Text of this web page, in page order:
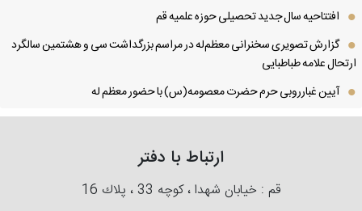
افتتاحیه سال جدید تحصیلی حوزه علمیه قم
گزارش تصویری سخنرانی معظم‌له در مراسم بزرگداشت سی و هشتمین سالگرد
علامه طباطبایی
آیین غبارروبی حرم حضرت معصومه(س) با حضور معظم له
ارتباط با دفتر
قم : خیابان شهدا ، كوچه 33 ، پلاك 16